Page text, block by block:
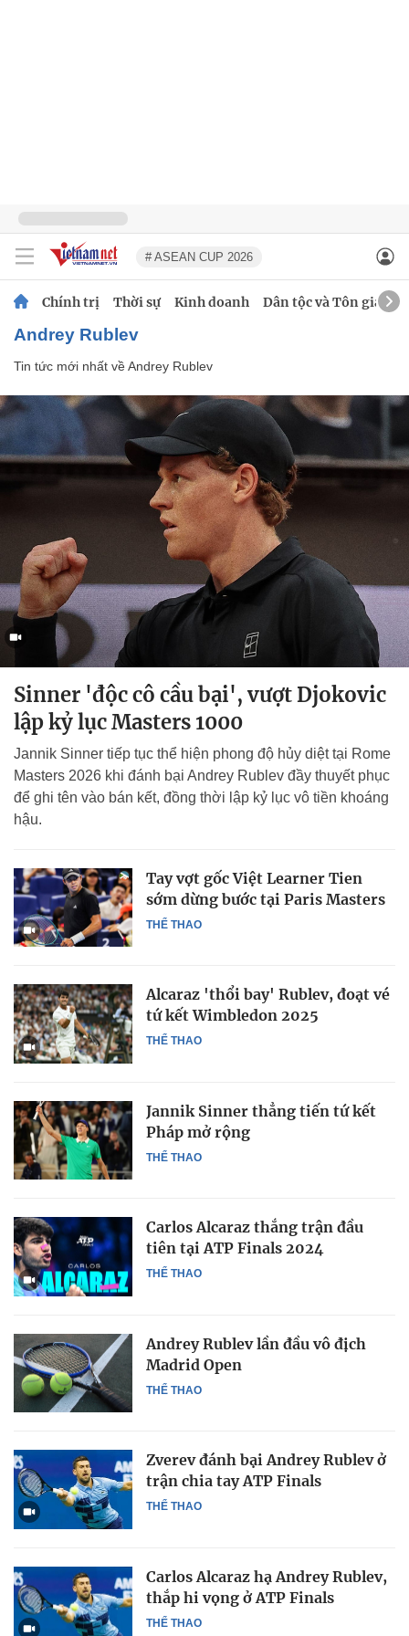
# ASEAN CUP 2026
Chính trị Thời sự Kinh doanh Dân tộc và Tôn giáo
Andrey Rublev
Tin tức mới nhất vềAndrey Rublev
Sinner 'độc cô cầu bại', vượt Djokovic
lập kỷ lục Masters 1000
Jannik Sinner tiếp tục thể hiện phong độ hủy diệt tại Rome
Masters 2026 khi đánh bại Andrey Rublev đầy thuyết phục
để ghi tên vào bán kết, đồng thời lập kỷ lục vô tiền khoáng
hậu.
THỂ THAO
Tay vợt gốc Việt Learner Tien
sớm dừng bước tại Paris Masters
THỂ THAO
Alcaraz 'thổi bay' Rublev, đoạt vé
tứ kết Wimbledon 2025
THỂ THAO
Jannik Sinner thẳng tiến tứ kết
Pháp mở rộng
THỂ THAO
Carlos Alcaraz thắng trận đầu
tiên tại ATP Finals 2024
THỂ THAO
Andrey Rublev lần đầu vô địch
Madrid Open
THỂ THAO
Zverev đánh bại Andrey Rublev ở
trận chia tay ATP Finals
THỂ THAO
Carlos Alcaraz hạ Andrey Rublev,
thắp hi vọng ở ATP Finals